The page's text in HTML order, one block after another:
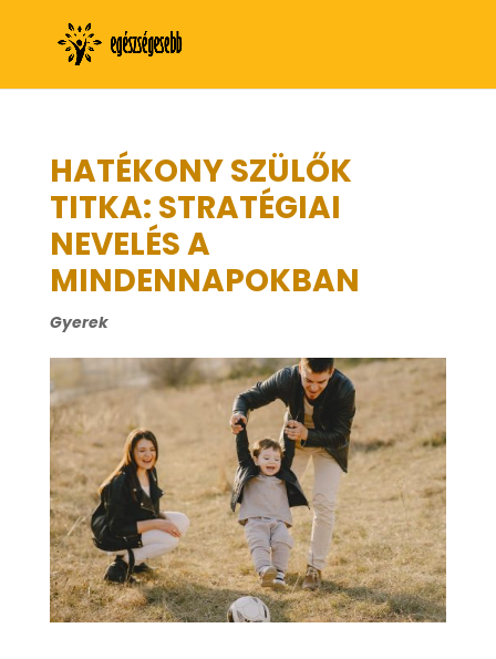
HATÉKONY SZÜLŐK
TITKA: STRATÉGIAI
NEVELÉS A
MINDENNAPOKBAN
Gyerek